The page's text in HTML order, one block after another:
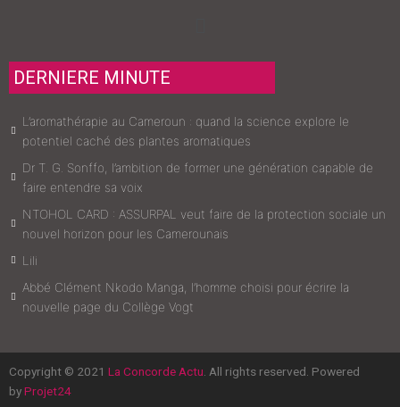
DERNIERE MINUTE
L’aromathérapie au Cameroun : quand la science explore le
potentiel caché des plantes aromatiques
Dr T. G. Sonffo, l’ambition de former une génération capable de
faire entendre sa voix
NTOHOL CARD : ASSURPAL veut faire de la protection sociale un
nouvel horizon pour les Camerounais
Lili
Abbé Clément Nkodo Manga, l’homme choisi pour écrire la
nouvelle page du Collège Vogt
Copyright © 2021 La Concorde Actu . All rights reserved. Powered
byProjet24